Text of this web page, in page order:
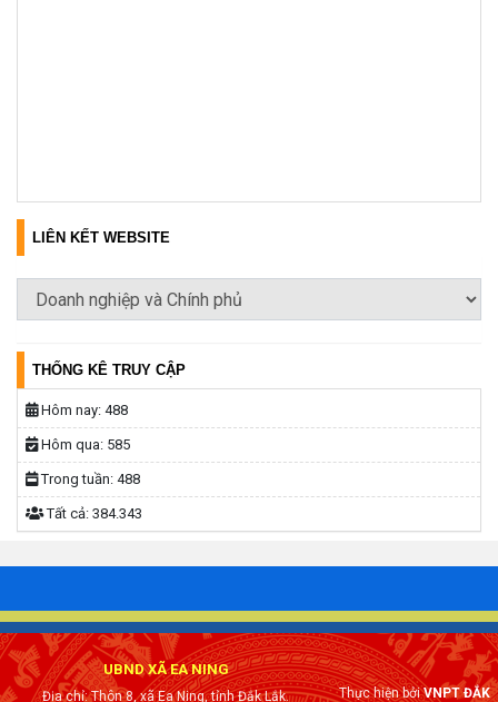
LIÊN KẾT WEBSITE
THỐNG KÊ TRUY CẬP
Hôm nay: 488
Hôm qua: 585
Trong tuần: 488
Tất cả: 384.343
UBND XÃ EA NING
Địa chỉ: Thôn 8, xã Ea Ning, tỉnh Đắk Lắk. Thực hiện bởiVNPT ĐẮK